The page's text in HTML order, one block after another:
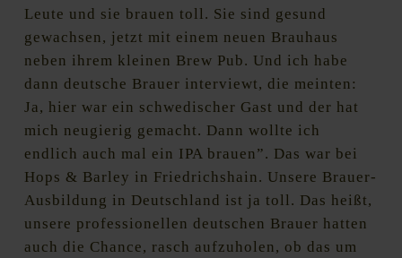
Leute und sie brauen toll. Sie sind gesund
gewachsen, jetzt mit einem neuen Brauhaus
neben ihrem kleinen Brew Pub. Und ich habe
dann deutsche Brauer interviewt, die meinten:
Ja, hier war ein schwedischer Gast und der hat
mich neugierig gemacht. Dann wollte ich
endlich auch mal ein IPA brauen”. Das war bei
Hops & Barley in Friedrichshain. Unsere Brauer-
Ausbildung in Deutschland ist ja toll. Das heißt,
unsere professionellen deutschen Brauer hatten
auch die Chance, rasch aufzuholen, ob das um